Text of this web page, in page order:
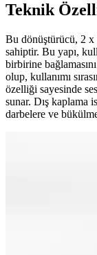
Teknik
Bu dönüştürücü, 2 x
sahiptir. Bu yapı,
birbirine
olup, kullanımı
özelliği sayesinde
sunar. Dış kaplama
darbelere ve